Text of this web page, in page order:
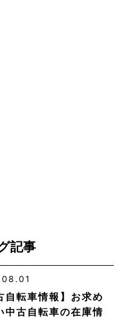
記事
自転車情報】お求め
中古自転車の在庫情